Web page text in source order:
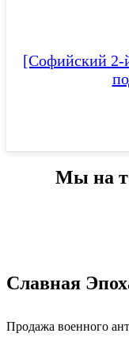
[Софийский 2-
Мы на
Славная
Продажа военного